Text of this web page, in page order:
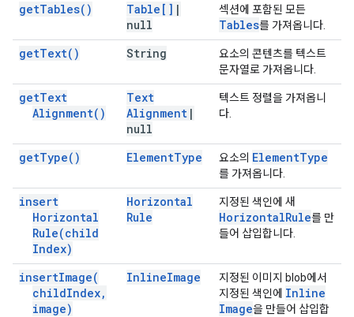
getTables( ) Table[] |
null
섹션에 포함된 모든
Tables를 가져옵니다.
getText( ) String
요소의 콘텐츠를 텍스트
문자열로 가져옵니다.
getText
Alignment( )
Text
Alignment |
null
텍스트 정렬을 가져옵니
다.
getType( ) ElementType 요소의 ElementType
를 가져옵니다.
insert
Horizontal
Rule(child
Index)
Horizontal
Rule
지정된 색인에 새
HorizontalRule를 만
들어 삽입합니다.
insertImage(
childIndex,
image)
InlineImage
지정된 이미지 blob에서
지정된 색인에 Inline
Image을 만들어 삽입합